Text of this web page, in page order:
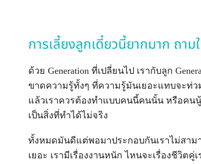
การเลี้ยงลูกเดี๋ยวนี้ยากมาก ถา
ด้วย Generation ที่เปลี่ยนไป เรากับลูก
ขาดความรู้ทั้งๆ ที่ความรู้มันเยอะแทบจะท่
แล้วเราควรต้องทำแบบคนนี้คนนั้น หรือคน
เป็นสิ่งที่ทำได้ไม่จริง
ทั้งหมดมันดีแต่พอมาประกอบกันเราไม่สาม
เยอะ เรามีเรื่องงานหนัก ไหนจะเรื่องชีวิต